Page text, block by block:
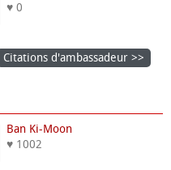
♥ 0
Citations d'ambassadeur >>
Ban Ki-Moon
♥ 1002